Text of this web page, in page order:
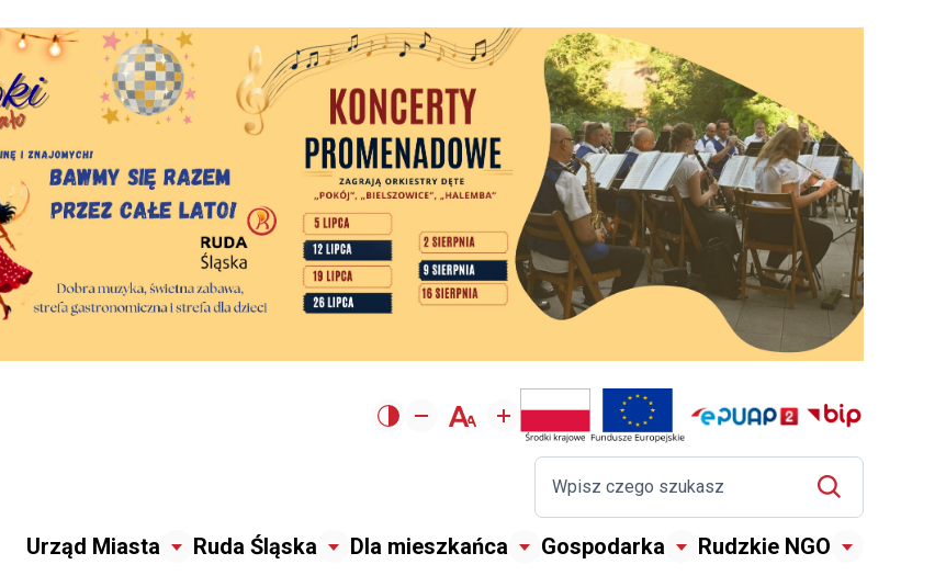
Urząd Miasta Ruda Śląska Dla mieszkańca Gospodarka Rudzkie NGO